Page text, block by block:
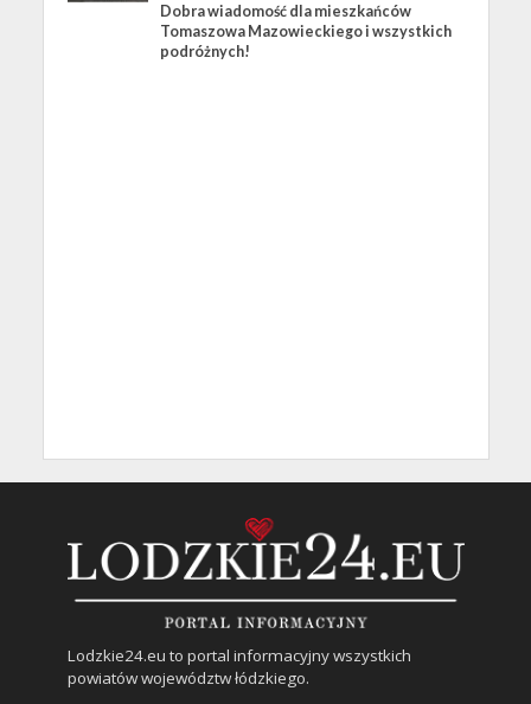
Dobra wiadomość dla mieszkańców
Tomaszowa Mazowieckiego i wszystkich
podróżnych!
Lodzkie24.eu to portal informacyjny wszystkich
powiatów województw łódzkiego.